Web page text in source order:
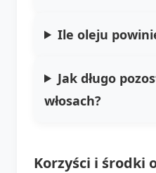
Ile oleju
Jak długo
włosach?
Korzyści i środki